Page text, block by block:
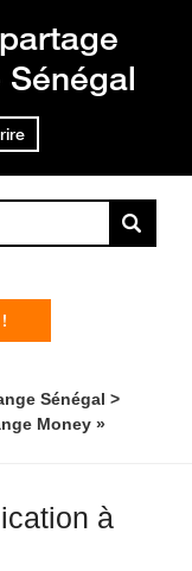
Sénégal
Sénégal
Money »
à